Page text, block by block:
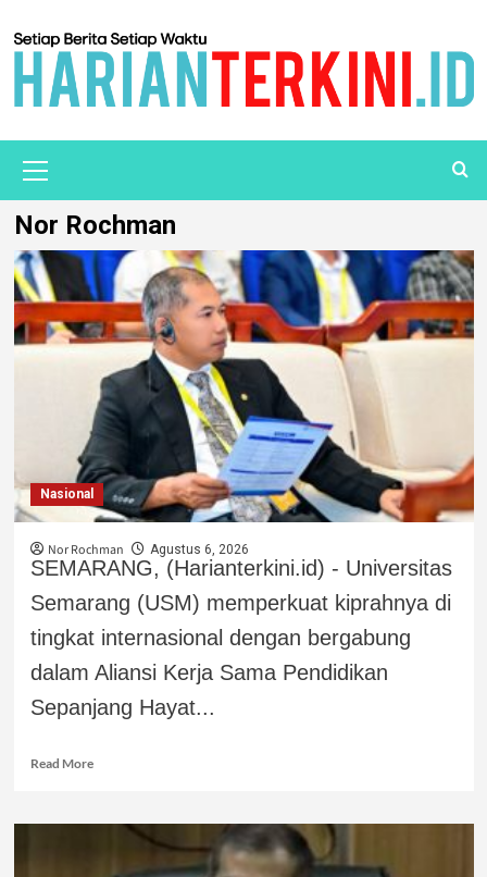
Nor Rochman
Nasional
Nor Rochman Agustus 6, 2026
SEMARANG, (Harianterkini.id) - Universitas
Semarang (USM) memperkuat kiprahnya di
tingkat internasional dengan bergabung
dalam Aliansi Kerja Sama Pendidikan
Sepanjang Hayat...
Read More